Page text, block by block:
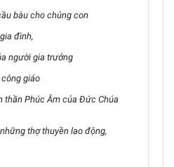
bàu cho chúng con
đình,
người gia trưởng
giáo
thần Phúc Âm của Đức Chúa
thợ thuyền lao động,